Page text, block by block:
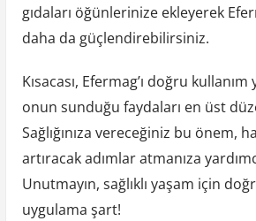
gıdaları öğünlerinize ekleyerek
daha da güçlendirebilirsiniz.
Kısacası, Efermag’ı doğru
onun sunduğu faydaları en üst
Sağlığınıza vereceğiniz bu önem,
artıracak adımlar atmanıza
Unutmayın, sağlıklı yaşam için
uygulama şart!